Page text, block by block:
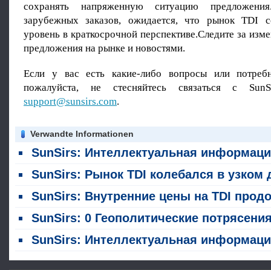
сохранять напряженную ситуацию
зарубежных заказов, ожидается, что рынок TDI
уровень в краткосрочной перспективе.Следите за
предложения на рынке и новостями.
Если у вас есть какие-либо вопросы или
пожалуйста, не стесняйтесь связаться с
support@sunsirs.com.
Verwandte Informationen
SunSirs: Интеллектуальная информация о сырьевых товарах в химической промышленности (29 июля
SunSirs: Рынок TDI колебался в узком диапазоне на прошлой неделе (20 - 24
SunSirs: Внутренние цены на TDI продолжают расти в июле на фоне постоянной ограниченности предложения
SunSirs: 0 Геополитические потрясения на Ближнем Востоке изменяют цепочку поставок покрытий: китайский экспорт сырья и изменения цены на 12% повышают индийский
SunSirs: Интеллектуальная информация о сырьевых товарах в химической промышленности (14 июля